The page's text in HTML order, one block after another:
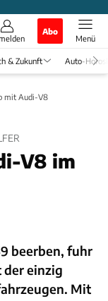
Abo
Menü
& Zukunft Auto-
mit Audi-V8
V8 im
beerben, fuhr
der einzig
Mit